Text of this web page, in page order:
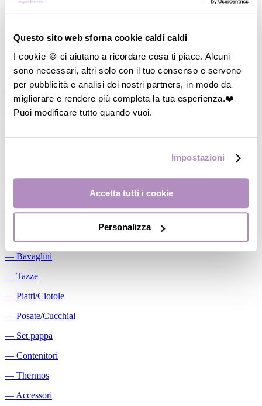
Questo sito web sforna cookie caldi caldi
I cookie 🍪 ci aiutano a ricordare cosa ti piace. Alcuni
sono necessari, altri solo con il tuo consenso e servono
per pubblicità e analisi dei nostri partners, in modo da
migliorare e rendere più completa la tua esperienza.❤️
Puoi modificare tutto quando vuoi.
Impostazioni
Accetta tutti i cookie
Personalizza
Aspiratori nasali manuali
―
Cuscini allattamento
―Biberon
―
Tettarelle
―Succhietti
Conservalatte Materno
―Massaggiagengive
― Bavaglini
― Tazze
― Piatti/Ciotole
― Posate/Cucchiai
― Set pappa
― Contenitori
― Thermos
― Accessori